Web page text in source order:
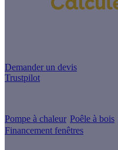
Demander un devis
Trustpilot
Pompe à chaleur Poêle à bois
Financement fenêtres